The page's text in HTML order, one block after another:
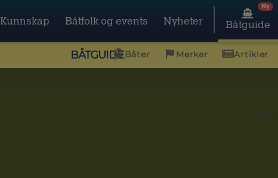
Kunnskap Båtfolk og events Nyheter Båtguide
Ny
BÅTGUIDEBåter Merker Artikler